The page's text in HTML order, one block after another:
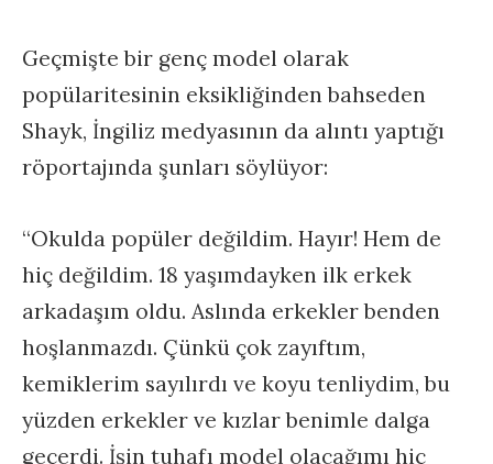
Geçmişte bir genç model olarak
popülaritesinin eksikliğinden bahseden
Shayk, İngiliz medyasının da alıntı yaptığı
röportajında şunları söylüyor:
“Okulda popüler değildim. Hayır! Hem de
hiç değildim. 18 yaşımdayken ilk erkek
arkadaşım oldu. Aslında erkekler benden
hoşlanmazdı. Çünkü çok zayıftım,
kemiklerim sayılırdı ve koyu tenliydim, bu
yüzden erkekler ve kızlar benimle dalga
geçerdi. İşin tuhafı model olacağımı hiç